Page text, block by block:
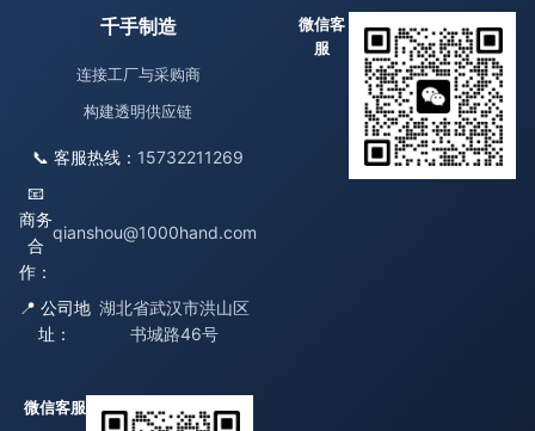
千手制造
连接工厂与采购商
构建透明供应链
📞 客服热线： 15732211269
📧
商务
合
作：
qianshou@1000hand.com
📍 公司地
址：
湖北省武汉市洪山区
书城路46号
微信客
服
微信客服